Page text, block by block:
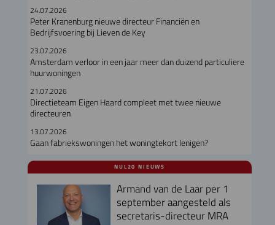
24.07.2026
Peter Kranenburg nieuwe directeur Financiën en
Bedrijfsvoering bij Lieven de Key
23.07.2026
Amsterdam verloor in een jaar meer dan duizend particuliere
huurwoningen
21.07.2026
Directieteam Eigen Haard compleet met twee nieuwe
directeuren
13.07.2026
Gaan fabriekswoningen het woningtekort lenigen?
NUL20 NIEUWS
Armand van de Laar per 1
september aangesteld als
secretaris-directeur MRA